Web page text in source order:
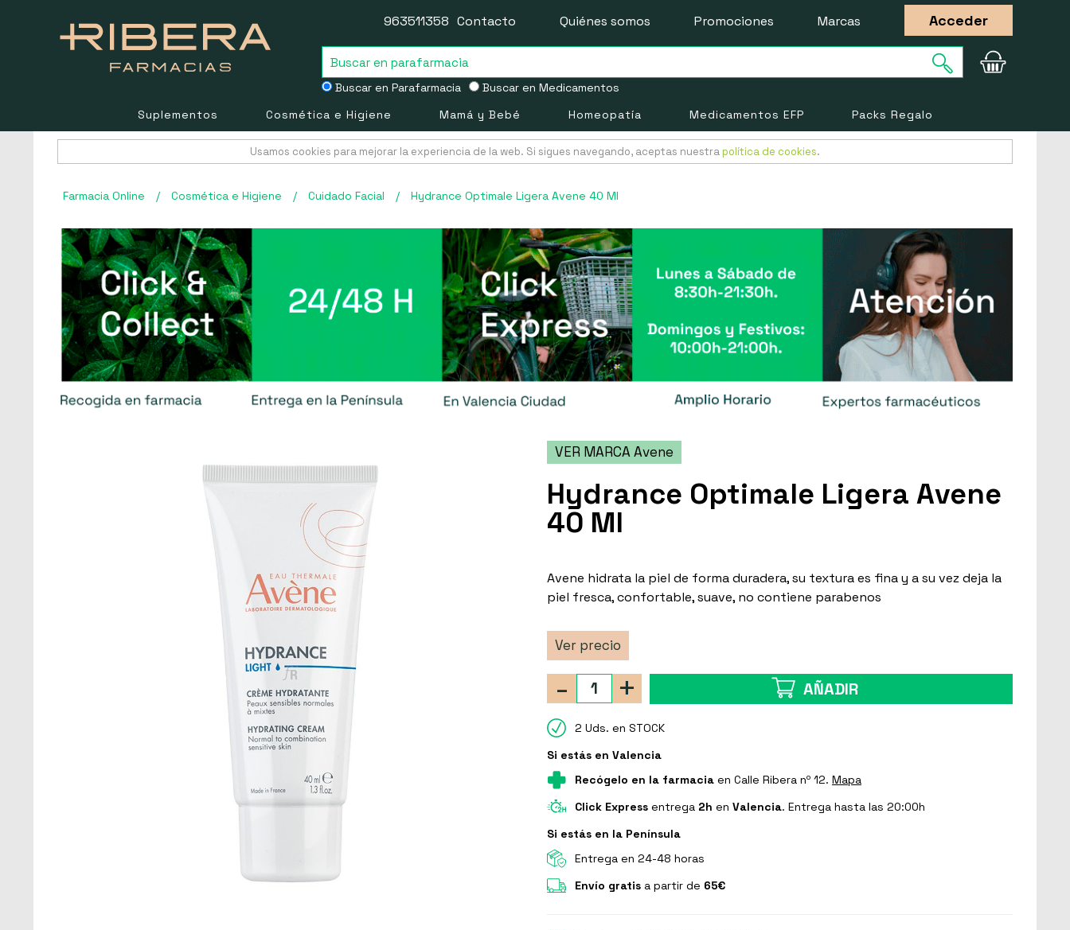
Buscar en Parafarmacia Buscar en Medicamentos
963511358 Contacto Quiénes somos Promociones Marcas Acceder
Suplementos Cosmética e Higiene Mamá y Bebé Homeopatía Medicamentos EFP Packs Regalo
Usamos cookies para mejorar la experiencia de la web. Si sigues navegando, aceptas nuestra política de cookies.
Farmacia Online / Cosmética e Higiene / Cuidado Facial / Hydrance Optimale Ligera Avene 40 Ml
VER MARCA Avene
Hydrance Optimale Ligera Avene
40 Ml
Avene hidrata la piel de forma duradera, su textura es fina y a su vez deja la
piel fresca, confortable, suave, no contiene parabenos
Ver precio
+
- AÑADIR
2 Uds. en STOCK
Si estás en Valencia
Recógelo en la farmacia en Calle Ribera nº 12. Mapa
Click Express entrega 2h en Valencia. Entrega hasta las 20:00h
Si estás en la Península
Entrega en 24-48 horas
Envío gratis a partir de 65€